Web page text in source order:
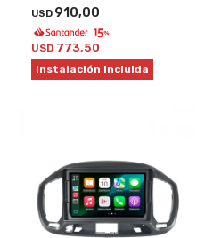
USD 910,00
USD 773,50
Instalación Incluida